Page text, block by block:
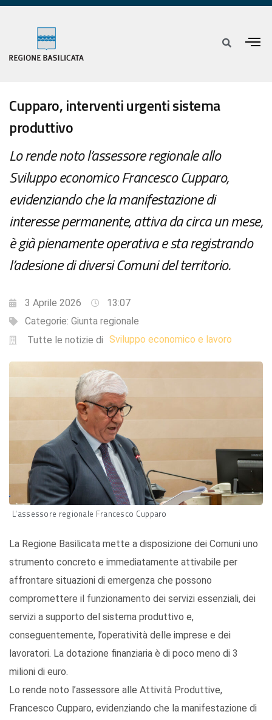
Cupparo, interventi urgenti sistema
produttivo
Lo rende noto l’assessore regionale allo
Sviluppo economico Francesco Cupparo,
evidenziando che la manifestazione di
interesse permanente, attiva da circa un mese,
è già pienamente operativa e sta registrando
l’adesione di diversi Comuni del territorio.
3 Aprile 2026
13:07
Categorie: Giunta regionale
Tutte le notizie di Sviluppo economico e lavoro
L'assessore regionale Francesco Cupparo
La Regione Basilicata mette a disposizione dei Comuni uno
strumento concreto e immediatamente attivabile per
affrontare situazioni di emergenza che possono
compromettere il funzionamento dei servizi essenziali, dei
servizi a supporto del sistema produttivo e,
conseguentemente, l’operatività delle imprese e dei
lavoratori. La dotazione finanziaria è di poco meno di 3
milioni di euro.
Lo rende noto l’assessore alle Attività Produttive,
Francesco Cupparo, evidenziando che la manifestazione di